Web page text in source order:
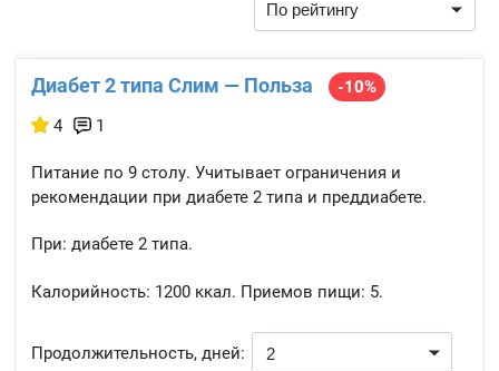
Диабет 2 типа Слим — Польза
-10%
4
1
Питание по 9 столу. Учитывает ограничения и
рекомендации при диабете 2 типа и преддиабете.
При: диабете 2 типа.
Калорийность: 1200 ккал. Приемов пищи: 5.
Продолжительность, дней: